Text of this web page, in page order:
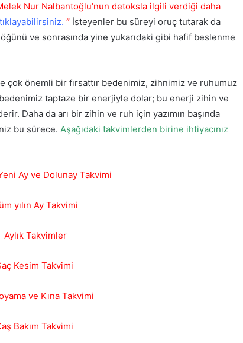
Nur Nalbantoğlu’nun detoksla ilgili verdiği daha
” İsteyenler bu süreyi oruç tutarak da
ve sonrasında yine yukarıdaki gibi hafif beslenme
çok önemli bir fırsattır bedenimiz, zihnimiz ve ruhumuz
taptaze bir enerjiyle dolar; bu enerji zihin ve
Daha da arı bir zihin ve ruh için yazımın başında
bu sürece. Aşağıdaki takvimlerden birine ihtiyacınız
Ay ve Dolunay Takvimi
yılın Ay Takvimi
Aylık Takvimler
Kesim Takvimi
ve Kına Takvimi
Bakım Takvimi